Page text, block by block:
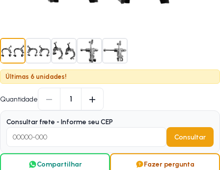
Últimas 6 unidades!
Quantidade − 1 +
Consultar frete - Informe seu CEP
Consultar
Compartilhar Fazer pergunta